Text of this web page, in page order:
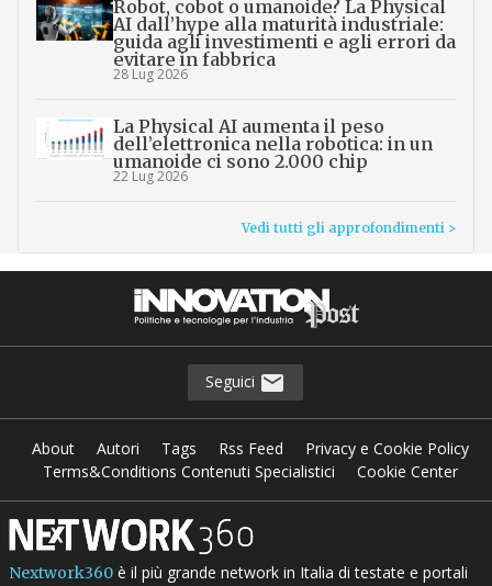
Robot, cobot o umanoide? La Physical
AI dall’hype alla maturità industriale:
guida agli investimenti e agli errori da
evitare in fabbrica
28 Lug 2026
La Physical AI aumenta il peso
dell’elettronica nella robotica: in un
umanoide ci sono 2.000 chip
22 Lug 2026
Vedi tutti gli approfondimenti >
Seguici
About Autori Tags Rss Feed
Privacy e Cookie Policy
Terms&Conditions Contenuti Specialistici
Cookie Center
Nextwork360è il più grande network in Italia di testate e portali